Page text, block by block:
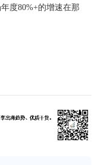
度80%+的增速在那